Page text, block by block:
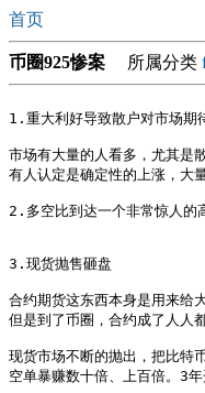
首页
币圈925惨案 所属分类
1.重大利好导致散户对市场期
市场有大量的人看多，尤其是
有人认定是确定性的上涨，大
2.多空比到达一个非常惊人的
3.现货抛售砸盘
合约期货这东西本身是用来给
但是到了币圈，合约成了人人
现货市场不断的抛出，把比特
空单暴赚数十倍、上百倍。3年